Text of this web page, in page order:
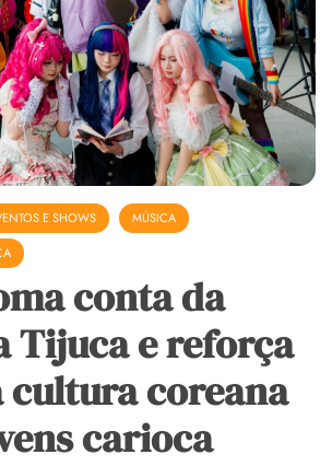
E SHOWS
MÚSICA
conta da
Tijuca e reforça
cultura coreana
carioca